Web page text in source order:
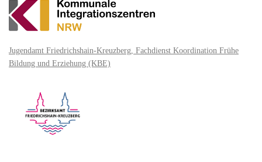
Jugendamt Friedrichshain-Kreuzberg, Fachdienst Koordination Frühe
Bildung und Erziehung (KBE)